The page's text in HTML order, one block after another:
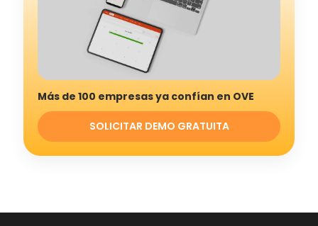
Más de 100 empresas ya confían en OVE
SOLICITAR DEMO GRATUITA